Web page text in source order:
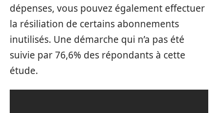
dépenses, vous pouvez également effectuer
la résiliation de certains abonnements
inutilisés. Une démarche qui n’a pas été
suivie par 76,6% des répondants à cette
étude.